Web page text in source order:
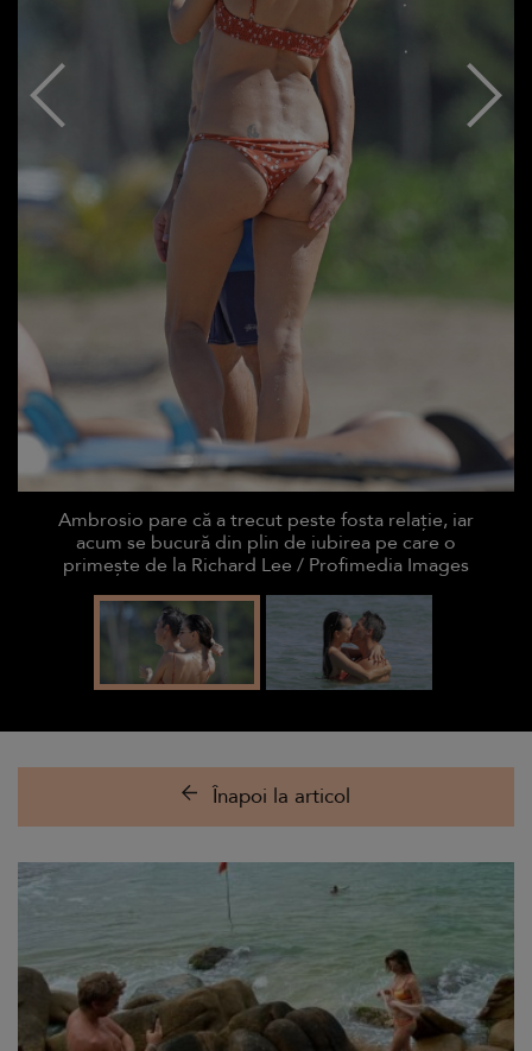
Ambrosio pare că a trecut peste fosta relație, iar
acum se bucură din plin de iubirea pe care o
primește de la Richard Lee / Profimedia Images
Înapoi la articol